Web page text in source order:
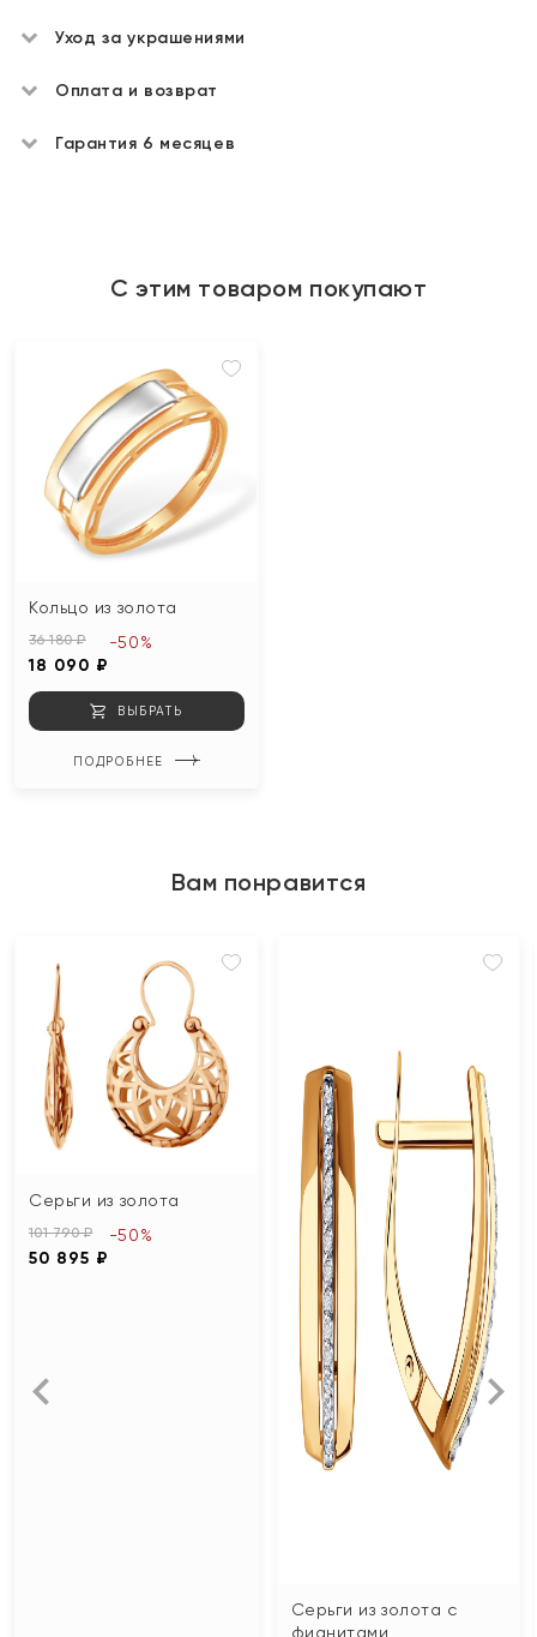
Уход за украшениями
Оплата и возврат
Гарантия 6 месяцев
С этим товаром покупают
Кольцо из золота
36 180 ₽
18 090 ₽
-50%
ВЫБРАТЬ
ПОДРОБНЕЕ
Вам понравится
Серьги из золота
101 790 ₽
50 895 ₽
-50%
Серьги из золота с
фианитами